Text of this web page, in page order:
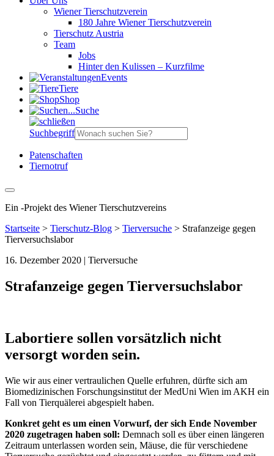
Wiener Tierschutzverein
180 Jahre Wiener Tierschutzverein
Tierschutz Austria
Team
Jobs
Hinter den Kulissen – Kurzfilme
Events
Tiere
Shop
Suche
Suchbegriff
Patenschaften
Tiernotruf
Ein -Projekt des Wiener Tierschutzvereins
Startseite > Tierschutz-Blog > Tierversuche > Strafanzeige gegen
Tierversuchslabor
16. Dezember 2020 | Tierversuche
Strafanzeige gegen Tierversuchslabor
Labortiere sollen vorsätzlich nicht
versorgt worden sein.
Wie wir aus einer vertraulichen Quelle erfuhren, dürfte sich am
Biomedizinischen Forschungsinstitut der MedUni Wien im AKH ein
Fall von Tierquälerei abgespielt haben.
Konkret geht es um einen Vorwurf, der sich Ende November
2020 zugetragen haben soll: Demnach soll es über einen längeren
Zeitraum unterlassen worden sein, Mäuse, die für verschiedene